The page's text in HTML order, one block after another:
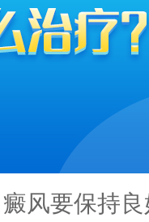
要保持良